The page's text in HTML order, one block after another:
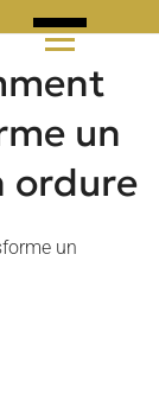
un
ordure